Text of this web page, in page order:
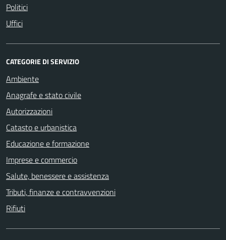
Politici
Uffici
CATEGORIE DI SERVIZIO
Ambiente
Anagrafe e stato civile
Autorizzazioni
Catasto e urbanistica
Educazione e formazione
Imprese e commercio
Salute, benessere e assistenza
Tributi, finanze e contravvenzioni
Rifiuti